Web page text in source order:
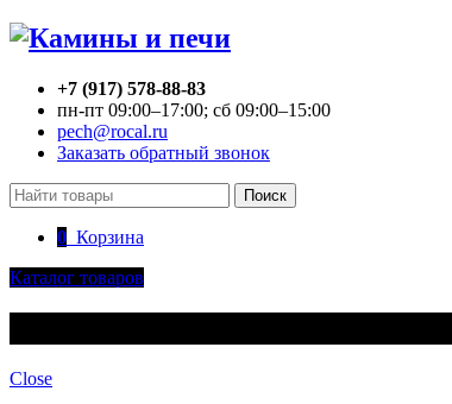
+7 (917) 578-88-83
пн-пт 09:00–17:00; сб 09:00–15:00
pech@rocal.ru
Заказать обратный звонок
Поиск
0 Корзина
Каталог товаров
Close